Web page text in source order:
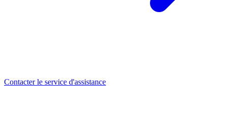
Contacter le service d'assistance